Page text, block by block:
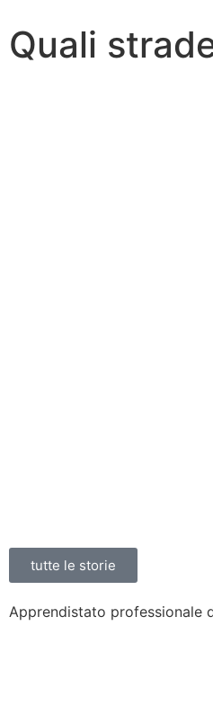
Quali
tutte le storie
Apprendistato professionale